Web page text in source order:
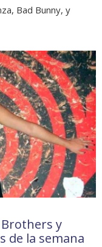
Bad Bunny, y
Brothers y
de la semana